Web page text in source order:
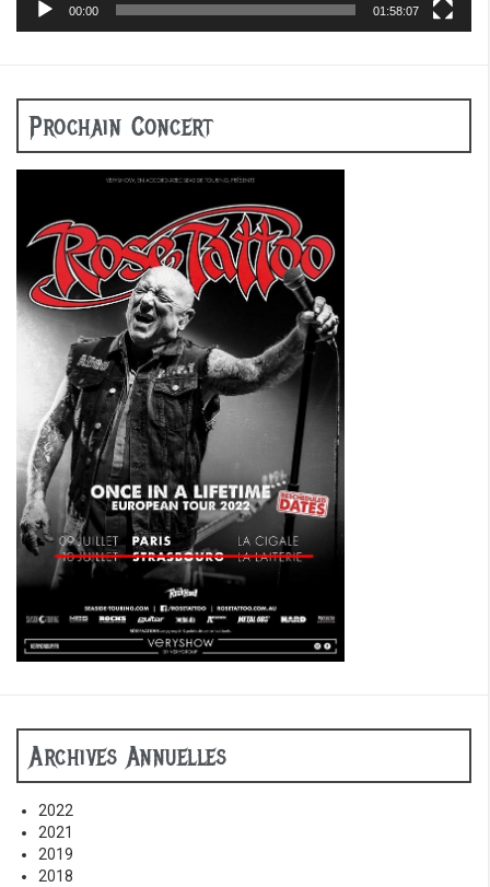
00:00 01:58:07
Prochain Concert
Archives Annuelles
2022
2021
2019
2018